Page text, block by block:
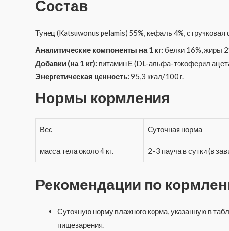
Состав
Тунец (Katsuwonus pelamis) 55%, кефаль 4%,
Аналитические компоненты на 1 кг: белки 16%, жиры
Добавки (на 1 кг): витамин Е (DL-альфа-токоферил
Энергетическая ценность: 95,3 ккал/100 г.
Нормы кормления
Вес Суточная норма
масса тела около 4 кг. 2–3 пауча в сутки (в
Рекомендации по
Суточную норму влажного корма, указанную в
пищеварения.